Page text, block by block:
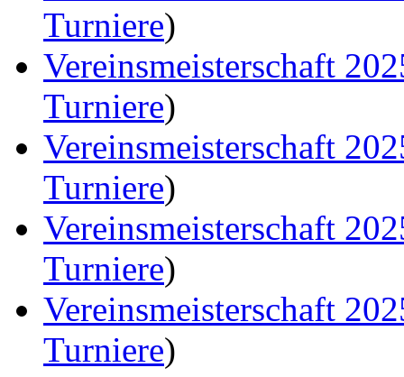
Turniere)
Vereinsmeisterschaft
Turniere)
Vereinsmeisterschaft
Turniere)
Vereinsmeisterschaft
Turniere)
Vereinsmeisterschaft
Turniere)